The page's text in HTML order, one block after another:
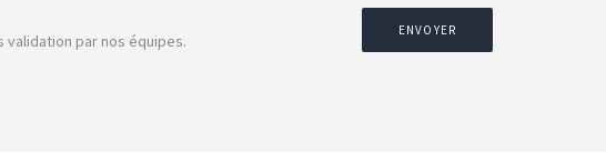
par nos équipes.
ENVOYER